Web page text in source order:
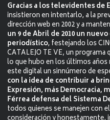
Gracias a los televidentes de
insistieron en intentarlo, a la
dirección web en 2002 y a
un 9 de Abril de 2010 un
periodístico, festejando los
CATALEJO TE VE, un
lo que hubo en los últimos
este digital un sinnúmero de
con la idea de contribuir a
Expresión, más Democracia,
Férrea defensa del Sistema
todos quienes se manejen con